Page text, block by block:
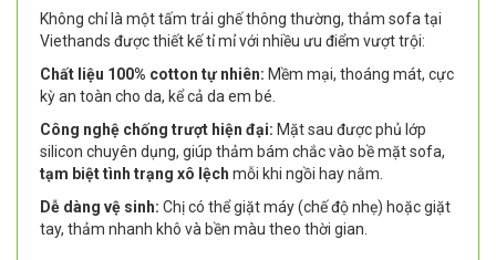
Không chỉ là một tấm trải ghế thông thường, thảm sofa tại
Viethands được thiết kế tỉ mỉ với nhiều ưu điểm vượt trội:
Chất liệu 100% cotton tự nhiên: Mềm mại, thoáng mát, cực
kỳ an toàn cho da, kể cả da em bé.
Công nghệ chống trượt hiện đại: Mặt sau được phủ lớp
silicon chuyên dụng, giúp thảm bám chắc vào bề mặt sofa,
tạm biệt tình trạng xô lệch mỗi khi ngồi hay nằm.
Dễ dàng vệ sinh: Chị có thể giặt máy (chế độ nhẹ) hoặc giặt
tay, thảm nhanh khô và bền màu theo thời gian.